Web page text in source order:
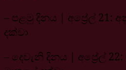
– පළමු දිනය | අප්‍රේල් 21:
දක්වා
– දෙවැනි දිනය | අප්‍රේල්